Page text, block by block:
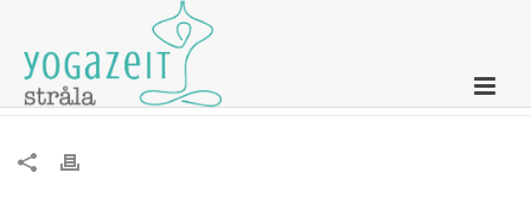
Newsletter – 31. Januar 2023